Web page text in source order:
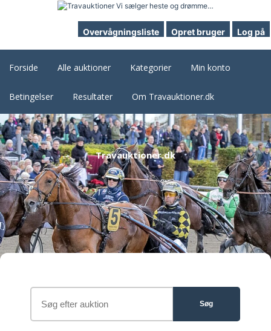
Overvågningsliste Opret bruger Log på
Forside Alle auktioner Kategorier Min konto
Betingelser Resultater Om Travauktioner.dk
Travauktioner.dk